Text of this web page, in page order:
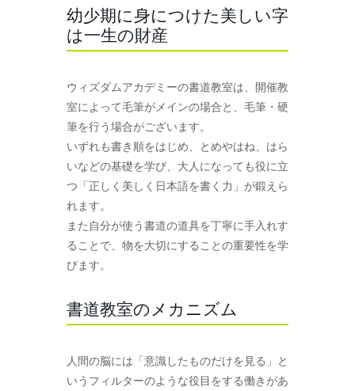
幼少期に身につけた美しい字
は一生の財産
ウィズダムアカデミーの書道教室は、開催教
室によって毛筆がメインの場合と、毛筆・硬
筆を行う場合がございます。
いずれも書き順をはじめ、とめやはね、はら
いなどの基礎を学び、大人になっても役に立
つ「正しく美しく日本語を書く力」が鍛えら
れます。
また自分が使う書道の道具を丁寧に手入れす
ることで、物を大切にすることの重要性を学
びます。
書道教室のメカニズム
人間の脳には「意識したものだけを見る」と
いうフィルターのような役目をする働きがあ